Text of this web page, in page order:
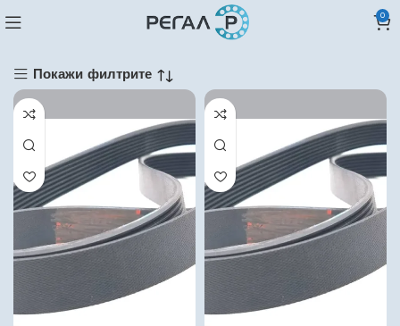
0
Покажи филтрите